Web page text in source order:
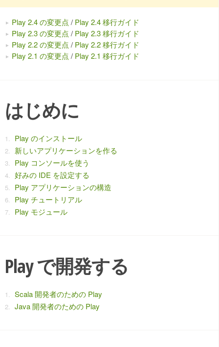
Play 2.4 の変更点 / Play 2.4 移行ガイド
Play 2.3 の変更点 / Play 2.3 移行ガイド
Play 2.2 の変更点 / Play 2.2 移行ガイド
Play 2.1 の変更点 / Play 2.1 移行ガイド
はじめに
Play のインストール
新しいアプリケーションを作る
Play コンソールを使う
好みの IDE を設定する
Play アプリケーションの構造
Play チュートリアル
Play モジュール
Play で開発する
Scala 開発者のための Play
Java 開発者のための Play